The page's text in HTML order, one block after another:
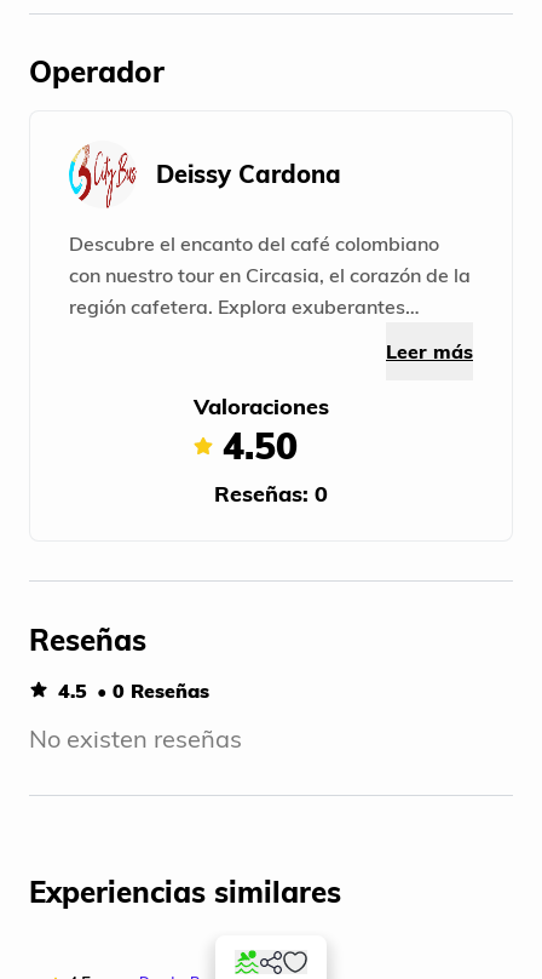
Operador
Deissy Cardona
Descubre el encanto del café colombiano
con nuestro tour en Circasia, el corazón de la
región cafetera. Explora exuberantes
experiencia única en el mundo del café!
Leer más
Valoraciones
4.50
Reseñas: 0
Reseñas
4.5 • 0 Reseñas
No existen reseñas
Experiencias similares